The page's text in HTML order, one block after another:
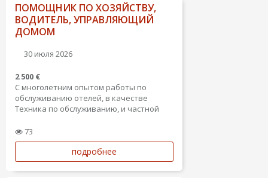
ПОМОЩНИК ПО ХОЗЯЙСТВУ,
ВОДИТЕЛЬ, УПРАВЛЯЮЩИЙ
ДОМОМ
30 июля 2026
2 500 €
С многолетним опытом работы по
обслуживанию отелей, в качестве
Техника по обслуживанию, и частной
73
подробнее